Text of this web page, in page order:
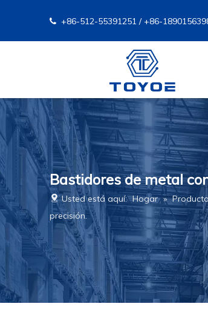
 +86-512-55391251 / +86-
Bastidores de metal
Usted está aquí: Hogar »
precisión.